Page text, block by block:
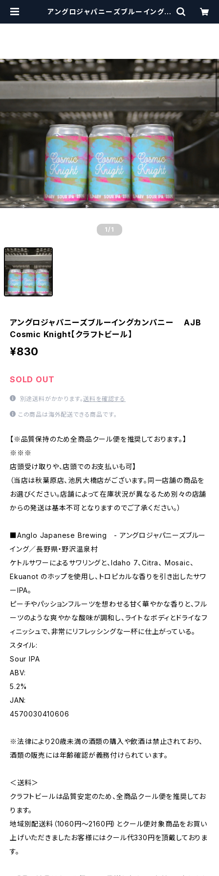
アングロジャパニーズブルーイングカ
1 /1
アングロジャパニーズブルーイングカンパニー AJB
Cosmic Knight【クラフトビール】
¥830
SOLD OUT
別途送料がかかります。送料を確認する
この商品は海外配送できる商品です。
【※品質保持のため全商品クール便を推奨しております。】
※※※
店頭受け取りや、店頭でのお支払いも可】
（当店は秋葉原店、池尻大橋店がございます。同一店舗の商品を
お選びください。店舗によって在庫状況が異なるため別々の店舗
からの発送は基本不可となりますのでご了承ください。）
■Anglo Japanese Brewing - アングロジャパニーズブルー
イング／長野県・野沢温泉村
ケトルサワーによるサワリングと、Idaho 7、Citra、 Mosaic、
Ekuanot のホップを使用し、トロピカルな香りを引き出したサワ
ーIPA。
ピーチやパッションフルーツを想わせる甘く華やかな香りと、フル
ーツのような爽やかな酸味が調和し、ライトなボディとドライなフ
ィニッシュで、非常にリフレッシングな一杯に仕上がっている。
スタイル:
Sour IPA
ABV:
5.2%
JAN:
4570030410606
※法律により20歳未満の酒類の購入や飲酒は禁止されており、
酒類の販売には年齢確認が義務付けられています。
＜送料＞
クラフトビールは品質安定のため、全商品クール便を推奨してお
ります。
地域別配送料（1060円～2160円）とクール便対象商品をお買い
上げいただきましたお客様にはクール代330円を頂戴しておりま
す。